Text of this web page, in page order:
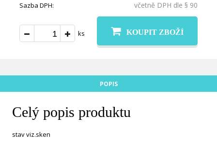
Sazba DPH: včetně DPH dle § 90
ks KOUPIT ZBOŽÍ
POPIS
Celý popis produktu
stav viz.sken